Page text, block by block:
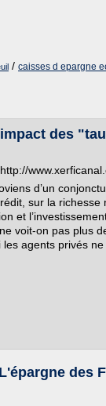
/ caisses d epargne
des
d’un
sur la richesse
et
voit-on pas plus
agents privés
des